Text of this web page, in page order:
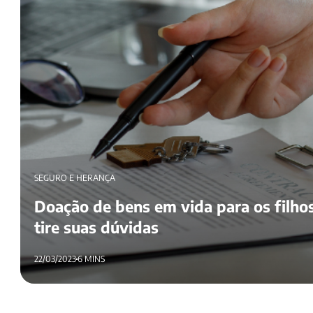
SEGURO E HERANÇA
Doação de bens em vida para os
tire suas dúvidas
22/03/20236 MINS